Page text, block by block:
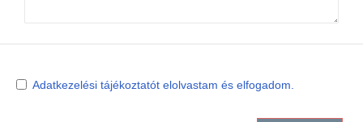
Adatkezelési tájékoztatót elolvastam és elfogadom.